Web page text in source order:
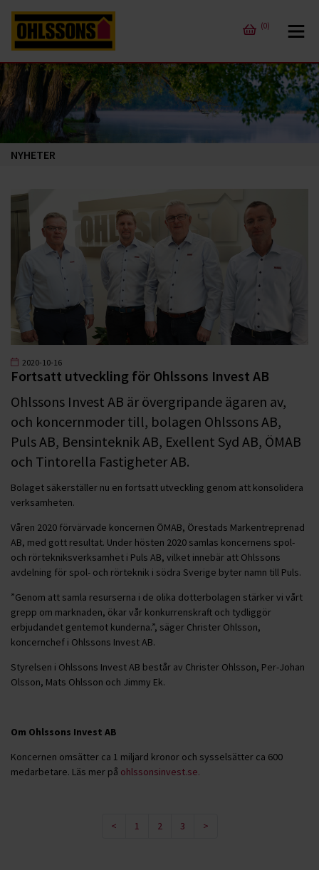
(0)
NYHETER
2020-10-16
Fortsatt utveckling för Ohlssons Invest AB
Ohlssons Invest AB är övergripande ägaren av,
och koncernmoder till, bolagen Ohlssons AB,
Puls AB, Bensinteknik AB, Exellent Syd AB, ÖMAB
och Tintorella Fastigheter AB.
Bolaget säkerställer nu en fortsatt utveckling genom att konsolidera
verksamheten.
Våren 2020 förvärvade koncernen ÖMAB, Örestads Markentreprenad
AB, med gott resultat. Under hösten 2020 samlas koncernens spol-
och rörtekniksverksamhet i Puls AB, vilket innebär att Ohlssons
avdelning för spol- och rörteknik i södra Sverige byter namn till Puls.
”Genom att samla resurserna i de olika dotterbolagen stärker vi vårt
grepp om marknaden, ökar vår konkurrenskraft och tydliggör
erbjudandet gentemot kunderna.”, säger Christer Ohlsson,
koncernchef i Ohlssons Invest AB.
Styrelsen i Ohlssons Invest AB består av Christer Ohlsson, Per-Johan
Olsson, Mats Ohlsson och Jimmy Ek.
Om Ohlssons Invest AB
Koncernen omsätter ca 1 miljard kronor och sysselsätter ca 600
medarbetare. Läs mer på ohlssonsinvest.se.
< 1 2 3 >